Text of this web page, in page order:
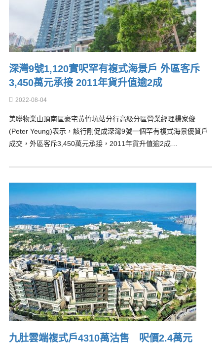
深灣9號1,120實呎罕有複式海景戶 外區客斥
3,450萬元承接 2011年貨升值逾2成
2022-08-04
美聯物業山頂南區豪宅黃竹坑站分行高級分區營業經理楊家俊
(Peter Yeung)表示，該行剛促成深灣9號一個罕有複式海景優質戶
成交，外區客斥3,450萬元承接，2011年貨升值逾2成…
九肚雲端複式戶4310萬沽售 呎價2.4萬元